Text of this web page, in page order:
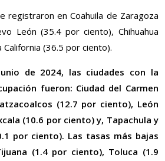
registraron en Coahuila de Zaragoza
León (35.4 por ciento), Chihuahua
(36.5 por ciento).
de 2024, las ciudades con la
fueron: Ciudad del Carmen
(12.7 por ciento), León
(10.6 por ciento) y, Tapachula y
por ciento). Las tasas más bajas
(1.4 por ciento), Toluca (1.9